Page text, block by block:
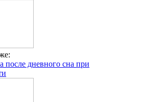
после дневного сна при